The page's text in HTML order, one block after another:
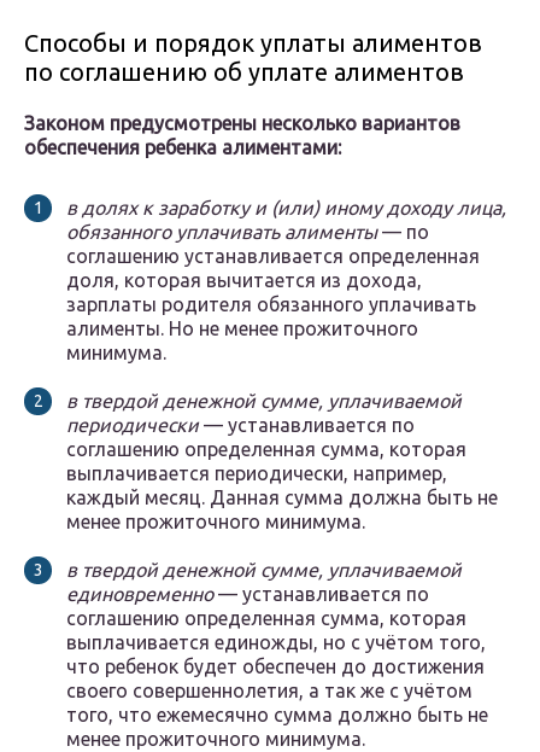
Способы и порядок уплаты алиментов
по соглашению об уплате алиментов
Законом предусмотрены несколько вариантов
обеспечения ребенка алиментами:
в долях к заработку и (или) иному доходу лица,
обязанного уплачивать алименты— по
соглашению устанавливается определенная
доля, которая вычитается из дохода,
зарплаты родителя обязанного уплачивать
алименты. Но не менее прожиточного
минимума.
в твердой денежной сумме, уплачиваемой
периодически— устанавливается по
соглашению определенная сумма, которая
выплачивается периодически, например,
каждый месяц. Данная сумма должна быть не
менее прожиточного минимума.
в твердой денежной сумме, уплачиваемой
единовременно— устанавливается по
соглашению определенная сумма, которая
выплачивается единожды, но с учётом того,
что ребенок будет обеспечен до достижения
своего совершеннолетия, а так же с учётом
того, что ежемесячно сумма должно быть не
менее прожиточного минимума.